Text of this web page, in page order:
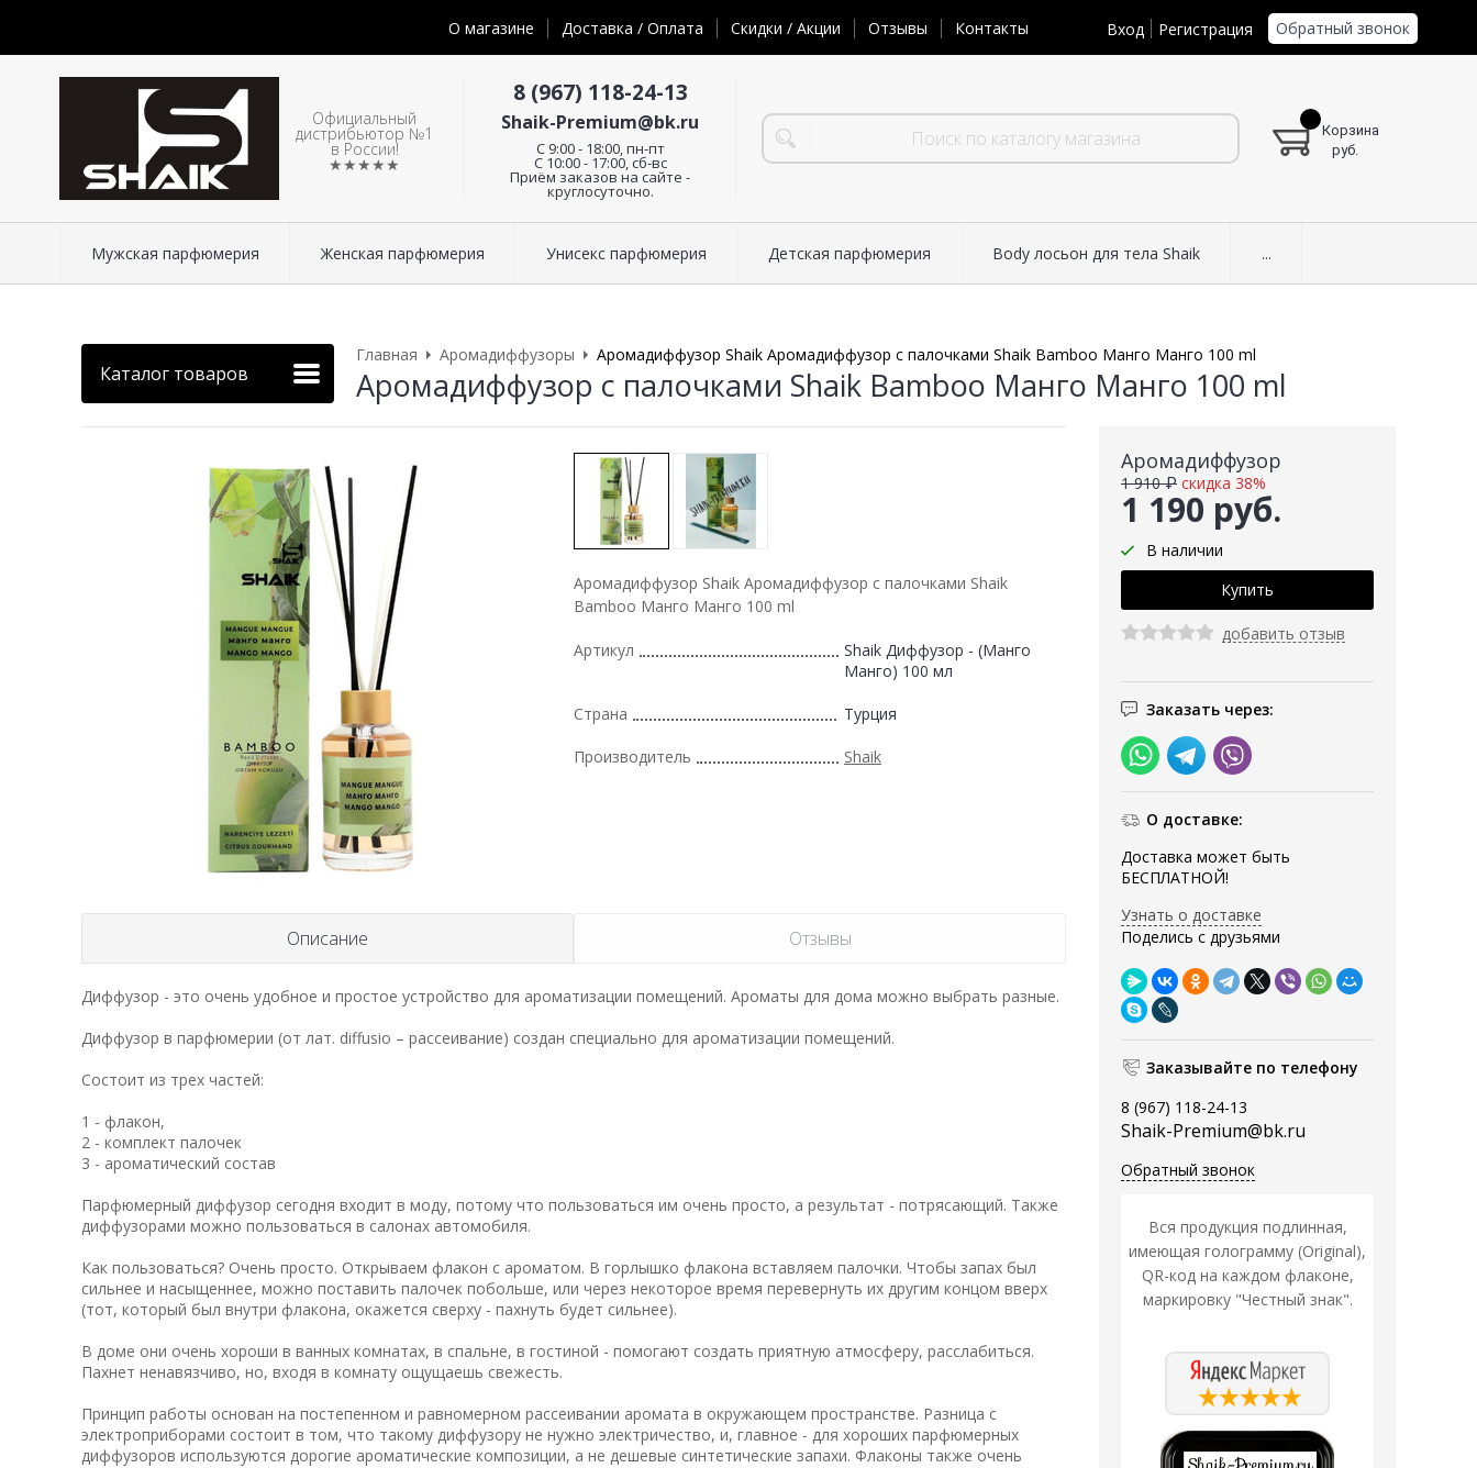
О магазине Доставка / Оплата Скидки / Акции Отзывы Контакты Вход Регистрация Обратный звонок
Официальный
дистрибьютор №1
в России!
★★★★★
8 (967) 118-24-13
Shaik-Premium@bk.ru
C 9:00 - 18:00, пн-пт
С 10:00 - 17:00, сб-вс
Приём заказов на сайте -
круглосуточно.
Корзина
руб.
Мужская парфюмерия Женская парфюмерия Унисекс парфюмерия Детская парфюмерия Body лосьон для тела Shaik ...
Каталог товаров
Главная Аромадиффузоры Аромадиффузор Shaik Аромадиффузор с палочками Shaik Bamboo Манго Манго 100 ml
Аромадиффузор с палочками Shaik Bamboo Манго Манго 100 ml
Аромадиффузор
1 190 руб.
1 910 ₽ скидка 38%
В наличии
добавить отзыв
Заказать через:
О доставке:
Доставка может быть
БЕСПЛАТНОЙ!
Узнать о доставке
Поделись с друзьями
Заказывайте по телефону
8 (967) 118-24-13
Shaik-Premium@bk.ru
Обратный звонок
Вся продукция подлинная,
имеющая голограмму (Original),
QR-код на каждом флаконе,
маркировку "Честный знак".
Аромадиффузор Shaik Аромадиффузор с палочками Shaik
Bamboo Манго Манго 100 ml
Артикул
Shaik Диффузор - (Манго
Манго) 100 мл
Страна Турция
Производитель Shaik
Описание Отзывы
Диффузор - это очень удобное и простое устройство для ароматизации помещений. Ароматы для дома можно выбрать разные.
Диффузор в парфюмерии (от лат. diffusio – рассеивание) создан специально для ароматизации помещений.
Состоит из трех частей:
1 - флакон,
2 - комплект палочек
3 - ароматический состав
Парфюмерный диффузор сегодня входит в моду, потому что пользоваться им очень просто, а результат - потрясающий. Также
диффузорами можно пользоваться в салонах автомобиля.
Как пользоваться? Очень просто. Открываем флакон с ароматом. В горлышко флакона вставляем палочки. Чтобы запах был
сильнее и насыщеннее, можно поставить палочек побольше, или через некоторое время перевернуть их другим концом вверх
(тот, который был внутри флакона, окажется сверху - пахнуть будет сильнее).
В доме они очень хороши в ванных комнатах, в спальне, в гостиной - помогают создать приятную атмосферу, расслабиться.
Пахнет ненавязчиво, но, входя в комнату ощущаешь свежесть.
Принцип работы основан на постепенном и равномерном рассеивании аромата в окружающем пространстве. Разница с
электроприборами состоит в том, что такому диффузору не нужно электричество, и, главное - для хороших парфюмерных
диффузоров используются дорогие ароматические композиции, а не дешевые синтетические запахи. Флаконы также очень